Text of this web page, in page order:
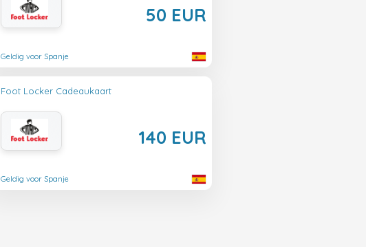
50 EUR
Geldig voor Spanje
Foot Locker Cadeaukaart
140 EUR
Geldig voor Spanje